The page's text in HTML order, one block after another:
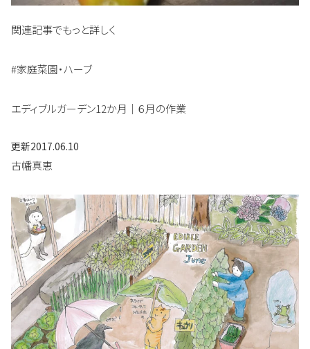
関連記事でもっと詳しく
#家庭菜園・ハーブ
エディブルガーデン12か月｜６月の作業
更新2017.06.10
古幡真恵